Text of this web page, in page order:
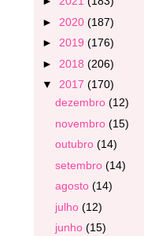
► 2020 (187)
► 2019 (176)
► 2018 (206)
▼ 2017 (170)
dezembro (12)
novembro (15)
outubro (14)
setembro (14)
agosto (14)
julho (12)
junho (15)